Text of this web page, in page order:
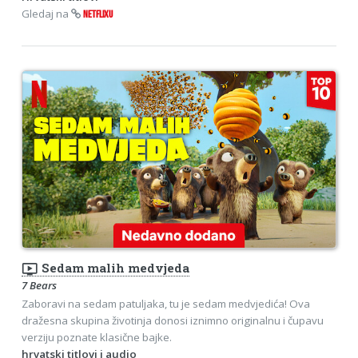
Gledaj na
NETFLIXU
ondemand_video Sedam malih medvjeda
7 Bears
Zaboravi na sedam patuljaka, tu je sedam medvjedića! Ova
dražesna skupina životinja donosi iznimno originalnu i čupavu
verziju poznate klasične bajke.
hrvatski titlovi i audio